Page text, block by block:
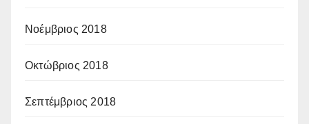
Νοέμβριος 2018
Οκτώβριος 2018
Σεπτέμβριος 2018